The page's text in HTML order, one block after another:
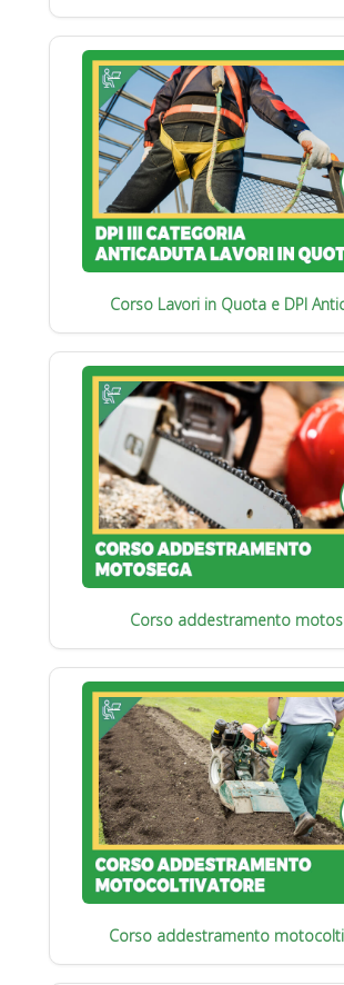
Corso Lavori in Quota e DPI
Corso addestramento
Corso addestramento